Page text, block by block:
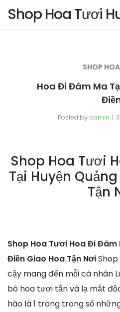
Shop Hoa Tươi
SHOP
Hoa Đi Đám Ma
Posted by admin
Shop Hoa Tươi
Tại Huyện
Tận
Shop Hoa Tươi Hoa Đi Đám
Điền Giao Hoa Tận Nơi
cậy mang đến mỗi cá nhân
bó hoa tươi tắn và lạ mắt
hào là 1 trong trong số